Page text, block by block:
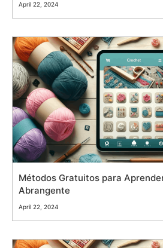
April 22, 2024
Métodos Gratuitos para
Abrangente
April 22, 2024